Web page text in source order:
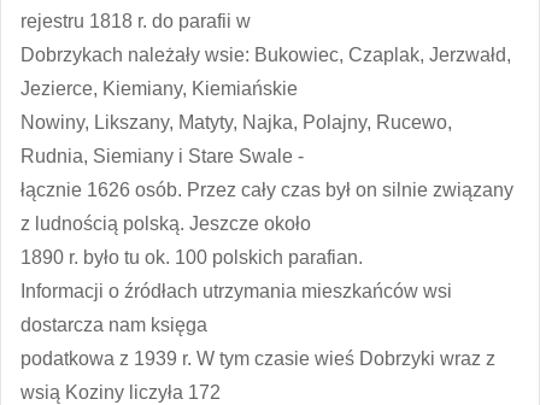
rejestru 1818 r. do parafii w
Dobrzykach należały wsie: Bukowiec, Czaplak, Jerzwałd,
Jezierce, Kiemiany, Kiemiańskie
Nowiny, Likszany, Matyty, Najka, Polajny, Rucewo,
Rudnia, Siemiany i Stare Swale -
łącznie 1626 osób. Przez cały czas był on silnie związany
z ludnością polską. Jeszcze około
1890 r. było tu ok. 100 polskich parafian.
Informacji o źródłach utrzymania mieszkańców wsi
dostarcza nam księga
podatkowa z 1939 r. W tym czasie wieś Dobrzyki wraz z
wsią Koziny liczyła 172